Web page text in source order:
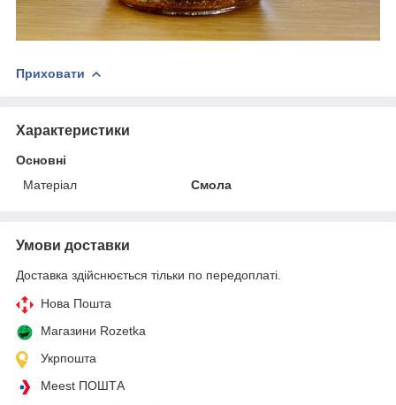
Приховати
Характеристики
Основні
Матеріал
Смола
Умови доставки
Доставка здійснюється тільки по передоплаті.
Нова Пошта
Магазини Rozetka
Укрпошта
Meest ПОШТА